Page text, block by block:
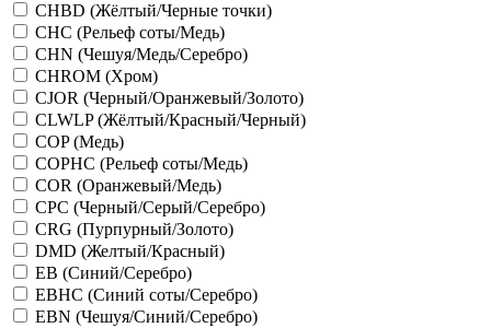
CHBD (Жёлтый/Черные точки)
CHC (Рельеф соты/Медь)
CHN (Чешуя/Медь/Серебро)
CHROM (Хром)
CJOR (Черный/Оранжевый/Золото)
CLWLP (Жёлтый/Красный/Черный)
COP (Медь)
COPHC (Рельеф соты/Медь)
COR (Оранжевый/Медь)
CPC (Черный/Серый/Серебро)
CRG (Пурпурный/Золото)
DMD (Желтый/Красный)
EB (Синий/Серебро)
EBHC (Синий соты/Серебро)
EBN (Чешуя/Синий/Серебро)